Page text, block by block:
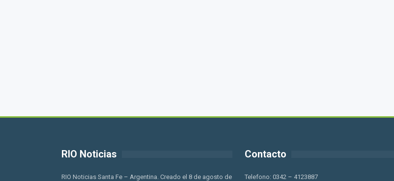
RIO Noticias
RIO Noticias Santa Fe – Argentina. Creado el 8 de agosto de
Contacto
Telefono: 0342 – 4123887